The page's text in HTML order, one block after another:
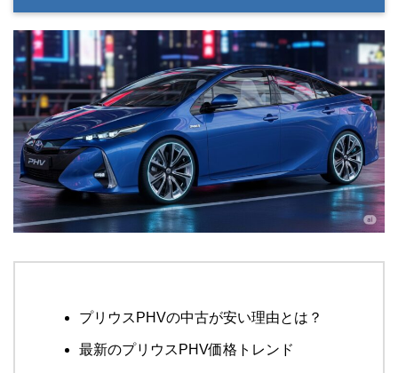
プリウスPHVの中古が安い理由とは？
最新のプリウスPHV価格トレンド